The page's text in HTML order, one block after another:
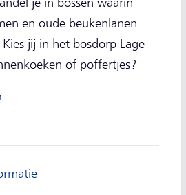
je in bossen waarin
en oude beukenlanen
Kies jij in het bosdorp Lage
of poffertjes?